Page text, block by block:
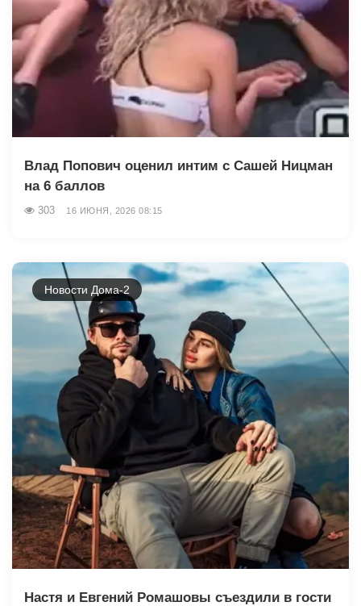
Влад Попович оценил интим с Сашей Ницман
на 6 баллов
303 16 ИЮНЯ, 2026 08:15
Новости Дома-2
Настя и Евгений Ромашовы съездили в гости